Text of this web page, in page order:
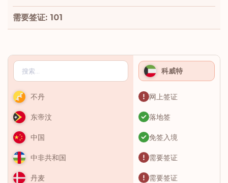
需要签证: 101
科威特
不丹 网上签证
东帝汶 落地签
中国 免签入境
中非共和国 需要签证
丹麦 需要签证